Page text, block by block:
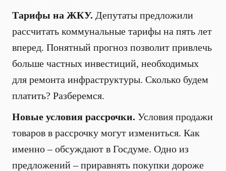
Тарифы на ЖКУ. Депутаты предложили
рассчитать коммунальные тарифы на пять лет
вперед. Понятный прогноз позволит привлечь
больше частных инвестиций, необходимых
для ремонта инфраструктуры. Сколько будем
платить? Разберемся.
Новые условия рассрочки. Условия продажи
товаров в рассрочку могут измениться. Как
именно – обсуждают в Госдуме. Одно из
предложений – приравнять покупки дороже